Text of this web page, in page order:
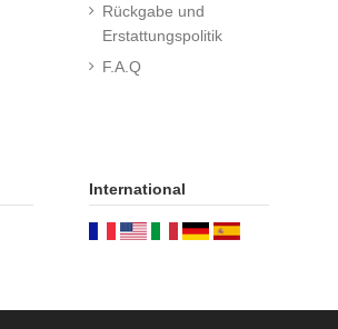
Rückgabe und
Erstattungspolitik
F.A.Q
International